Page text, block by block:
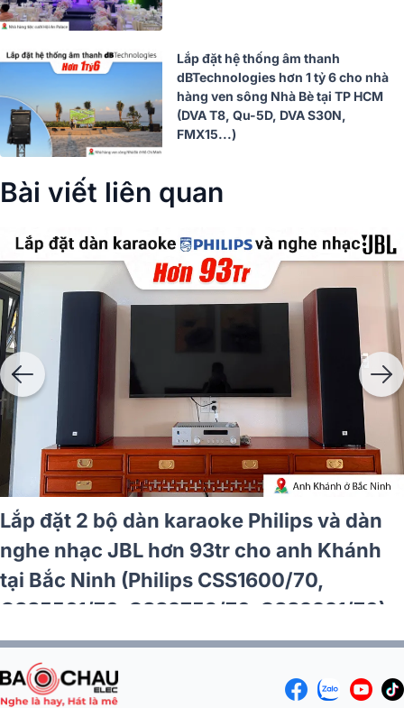
Lắp đặt hệ thống âm thanh
dBTechnologies hơn 1 tỷ 6 cho nhà
hàng ven sông Nhà Bè tại TP HCM
(DVA T8, Qu-5D, DVA S30N,
FMX15...)
Bài viết liên quan
Lắp đặt 2 bộ dàn karaoke Philips và dàn
nghe nhạc JBL hơn 93tr cho anh Khánh
tại Bắc Ninh (Philips CSS1600/70,
CSS5561/70, CSS3752/70, CSS3331/70)